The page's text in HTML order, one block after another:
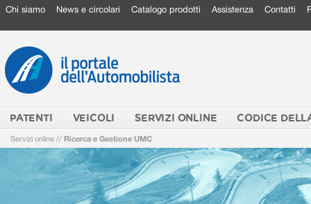
Chi siamo News e circolari Catalogo prodotti Assistenza Contatti
PATENTI VEICOLI SERVIZI ONLINE CODICE
Servizi online // Ricerca e Gestione UMC